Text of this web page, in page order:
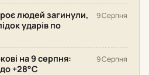
людей загинули,
ударів по
9 Серпня
на 9 серпня:
+28°С
9 Серпня